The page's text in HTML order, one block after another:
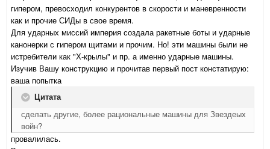
гипером, превосходил конкурентов в скорости и маневренности
как и прочие СИДы в свое время.
Для ударных миссий империя создала ракетные боты и ударные
канонерки с гипером щитами и прочим. Но! эти машины были не
истребители как "Х-крылы" и пр. а именно ударные машины.
Изучив Вашу конструкцию и прочитав первый пост констатирую:
ваша попытка
Цитата
сделать другие, более рациональные машины для Звездеых
войн?
провалилась.